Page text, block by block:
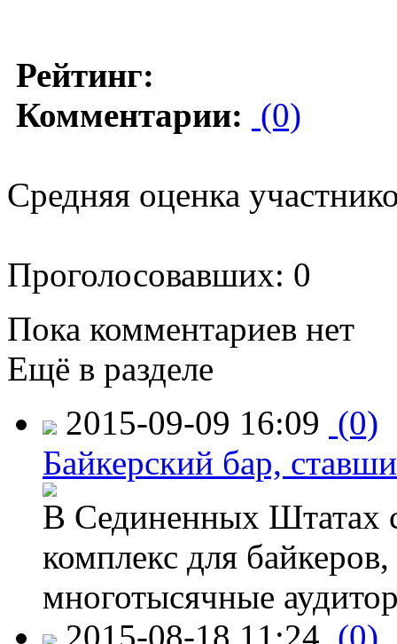
Рейтинг:
Комментарии: (0)
Средняя оценка
Проголосовавших: 0
Пока комментариев нет
Ещё в разделе
2015-09-09 16:09 (0)
Байкерский бар,
В Сединенных Штатах
комплекс для
многотысячные
2015-08-18 11:24 (0)